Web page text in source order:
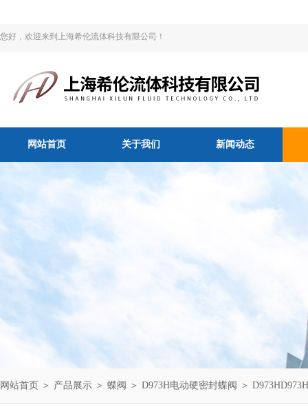
您好，欢迎来到上海希伦流体科技有限公司！
网站首页 关于我们 新闻动态
网站首页 ＞ 产品展示 ＞ 蝶阀 ＞ D973H电动硬密封蝶阀 ＞